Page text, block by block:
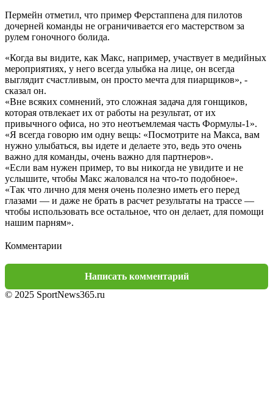
Пермейн отметил, что пример Ферстаппена для пилотов
дочерней команды не ограничивается его мастерством за
рулем гоночного болида.
«Когда вы видите, как Макс, например, участвует в медийных
мероприятиях, у него всегда улыбка на лице, он всегда
выглядит счастливым, он просто мечта для пиарщиков», -
сказал он.
«Вне всяких сомнений, это сложная задача для гонщиков,
которая отвлекает их от работы на результат, от их
привычного офиса, но это неотъемлемая часть Формулы-1».
«Я всегда говорю им одну вещь: «Посмотрите на Макса, вам
нужно улыбаться, вы идете и делаете это, ведь это очень
важно для команды, очень важно для партнеров».
«Если вам нужен пример, то вы никогда не увидите и не
услышите, чтобы Макс жаловался на что-то подобное».
«Так что лично для меня очень полезно иметь его перед
глазами — и даже не брать в расчет результаты на трассе —
чтобы использовать все остальное, что он делает, для помощи
нашим парням».
Комментарии
Написать комментарий
© 2025 SportNews365.ru